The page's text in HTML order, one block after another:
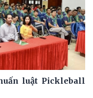
luật Pickleball